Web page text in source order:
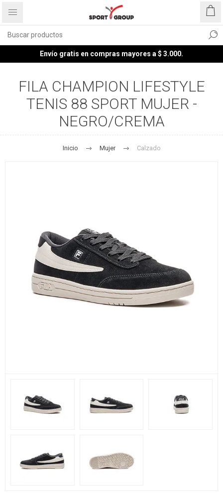
Envío gratis en compras mayores a $ 3.000.
FILA CHAMPION LIFESTYLE
TENIS 88 SPORT MUJER -
NEGRO/CREMA
Inicio Mujer Calzado